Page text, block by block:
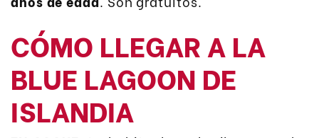
CÓMO LLEGAR A LA
BLUE LAGOON DE
ISLANDIA